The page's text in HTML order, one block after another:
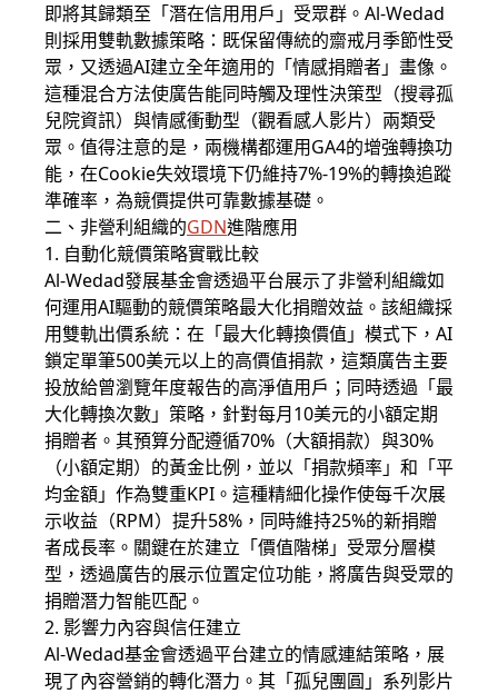
即將其歸類至「潛在信用用戶」受眾群。Al-Wedad
則採用雙軌數據策略：既保留傳統的齋戒月季節性受
眾，又透過AI建立全年適用的「情感捐贈者」畫像。
這種混合方法使廣告能同時觸及理性決策型（搜尋孤
兒院資訊）與情感衝動型（觀看感人影片）兩類受
眾。值得注意的是，兩機構都運用GA4的增強轉換功
能，在Cookie失效環境下仍維持7%-19%的轉換追蹤
準確率，為競價提供可靠數據基礎。
二、非營利組織的GDN進階應用
1. 自動化競價策略實戰比較
Al-Wedad發展基金會透過平台展示了非營利組織如
何運用AI驅動的競價策略最大化捐贈效益。該組織採
用雙軌出價系統：在「最大化轉換價值」模式下，AI
鎖定單筆500美元以上的高價值捐款，這類廣告主要
投放給曾瀏覽年度報告的高淨值用戶；同時透過「最
大化轉換次數」策略，針對每月10美元的小額定期
捐贈者。其預算分配遵循70%（大額捐款）與30%
（小額定期）的黃金比例，並以「捐款頻率」和「平
均金額」作為雙重KPI。這種精細化操作使每千次展
示收益（RPM）提升58%，同時維持25%的新捐贈
者成長率。關鍵在於建立「價值階梯」受眾分層模
型，透過廣告的展示位置定位功能，將廣告與受眾的
捐贈潛力智能匹配。
2. 影響力內容與信任建立
Al-Wedad基金會透過平台建立的情感連結策略，展
現了內容營銷的轉化潛力。其「孤兒團圓」系列影片